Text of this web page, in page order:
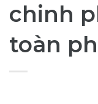
chinh
toàn